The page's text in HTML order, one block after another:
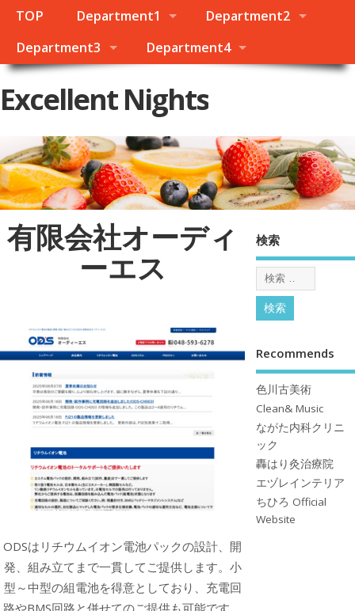
TOP Department1
Department2
Department3
Department4
Excellent Nights
有限会社オーディ
ーエス
ODSはリチウムイオン電池パックの設計、開
発、組み立てまで一貫してご提供します。小
型～中型の組電池を得意としており、充電回
路やBMS回路と併せてのご提供も可能です。
検索
Recommends
色川古美術
Clean& Music
ながた内科クリニ
ック
轟はり灸治療院
エヅレインテリア
ちひろ Official
Website